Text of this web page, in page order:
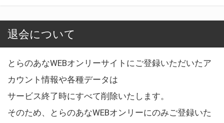
退会について
とらのあなWEBオンリーサイトにご登録いただいたア
カウント情報や各種データは
サービス終了時にすべて削除いたします。
そのため、とらのあなWEBオンリーにのみご登録いた